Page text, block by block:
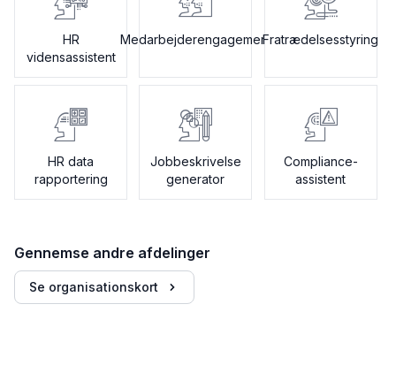
HR
vidensassistent
MedarbejderengagementFratrædelsesstyring
HR data
rapportering
Jobbeskrivelse
generator
Compliance-
assistent
Gennemse andre afdelinger
Se organisationskort